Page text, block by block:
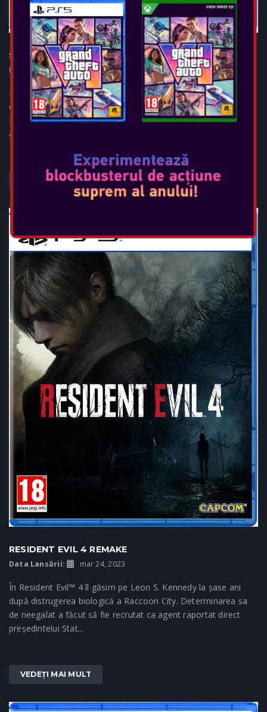
STREET FIGHTER 6
Data Lansării: iun 2, 2023
Bun venit într-o nouă eră! Progresul tău începe în Fighting
Ground tradițional și apoi progresează prin World Tour și
Battle Hub unde poți juca așa cum vrei. Nimeni nu începe
campion. Trebuie să ajun...
VEDEȚI MAI MULT
RESIDENT EVIL 4 REMAKE
Data Lansării: mar 24, 2023
În Resident Evil™ 4 îl găsim pe Leon S. Kennedy la șase ani
după distrugerea biologică a Raccoon City. Determinarea sa
de neegalat a făcut să fie recrutat ca agent raportat direct
președintelui Stat...
VEDEȚI MAI MULT